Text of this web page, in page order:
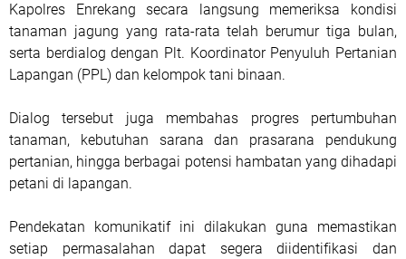
Kapolres Enrekang secara langsung memeriksa kondisi
tanaman jagung yang rata-rata telah berumur tiga bulan,
serta berdialog dengan Plt. Koordinator Penyuluh Pertanian
Lapangan (PPL) dan kelompok tani binaan.
Dialog tersebut juga membahas progres pertumbuhan
tanaman, kebutuhan sarana dan prasarana pendukung
pertanian, hingga berbagai potensi hambatan yang dihadapi
petani di lapangan.
Pendekatan komunikatif ini dilakukan guna memastikan
setiap permasalahan dapat segera diidentifikasi dan